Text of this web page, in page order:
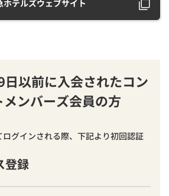
ホテルズウェブサイト
以前に入会されたコン
メンバーズ会員の方
グインされる際、下記より初回認証
登録